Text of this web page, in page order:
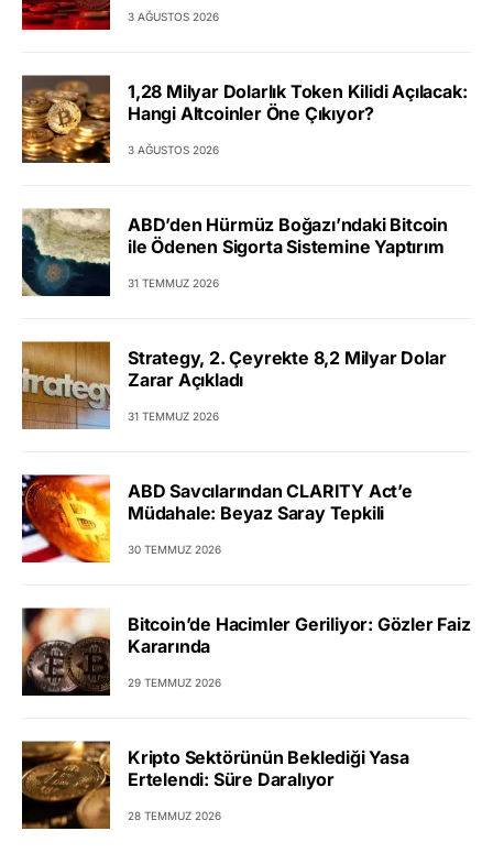
3 AĞUSTOS 2026
1,28 Milyar Dolarlık Token Kilidi Açılacak:
Hangi Altcoinler Öne Çıkıyor?
3 AĞUSTOS 2026
ABD’den Hürmüz Boğazı’ndaki Bitcoin
ile Ödenen Sigorta Sistemine Yaptırım
31 TEMMUZ 2026
Strategy, 2. Çeyrekte 8,2 Milyar Dolar
Zarar Açıkladı
31 TEMMUZ 2026
ABD Savcılarından CLARITY Act’e
Müdahale: Beyaz Saray Tepkili
30 TEMMUZ 2026
Bitcoin’de Hacimler Geriliyor: Gözler Faiz
Kararında
29 TEMMUZ 2026
Kripto Sektörünün Beklediği Yasa
Ertelendi: Süre Daralıyor
28 TEMMUZ 2026